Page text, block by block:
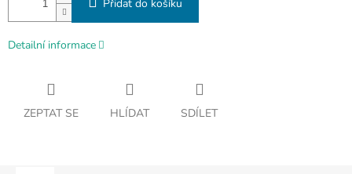
Přidat do košíku
Detailní informace
ZEPTAT SE HLÍDAT SDÍLET